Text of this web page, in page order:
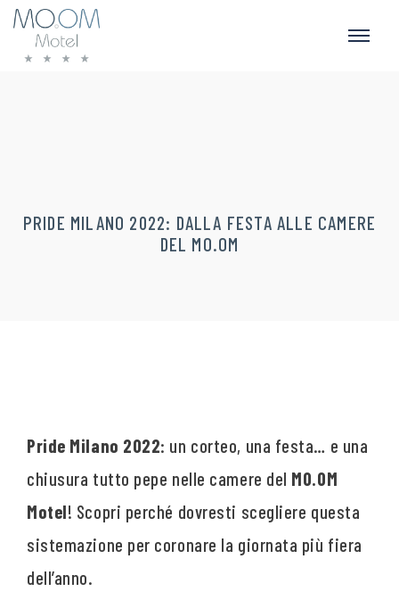
PRIDE MILANO 2022: DALLA FESTA ALLE CAMERE
DEL MO.OM
Pride Milano 2022: un corteo, una festa… e una
chiusura tutto pepe nelle camere del MO.OM
Motel! Scopri perché dovresti scegliere questa
sistemazione per coronare la giornata più fiera
dell’anno.